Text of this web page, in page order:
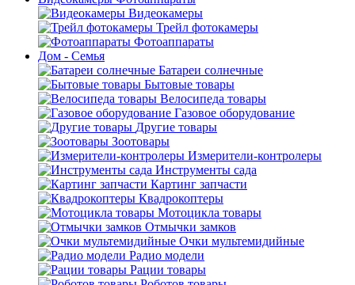
Видеокамеры
Трейл фотокамеры
Фотоаппараты
Дом - Семья
Батареи солнечные
Бытовые товары
Велосипеда товары
Газовое оборудование
Другие товары
Зоотовары
Измерители-контролеры
Инструменты сада
Картинг запчасти
Квадрокоптеры
Мотоцикла товары
Отмычки замков
Очки мультемидийные
Радио модели
Рации товары